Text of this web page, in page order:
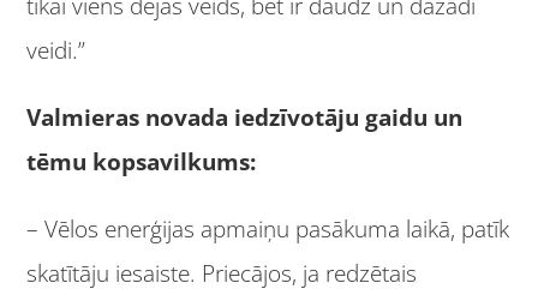
tikai viens dejas veids, bet ir daudz un dažādi
veidi.”
Valmieras novada iedzīvotāju gaidu un
tēmu kopsavilkums:
– Vēlos enerģijas apmaiņu pasākuma laikā, patīk
skatītāju iesaiste. Priecājos, ja redzētais